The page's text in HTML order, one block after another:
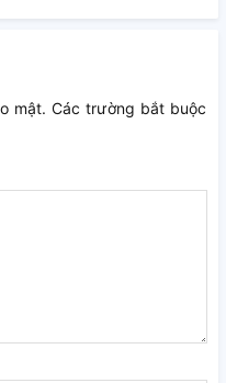
mật. Các trường bắt buộc